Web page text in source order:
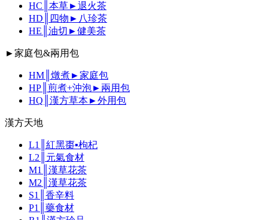
HC║本草►退火茶
HD║四物►八珍茶
HE║油切►健美茶
►家庭包&兩用包
HM║燉煮►家庭包
HP║煎煮+沖泡►兩用包
HQ║漢方草本►外用包
漢方天地
L1║紅黑棗▪枸杞
L2║元氣食材
M1║漢草花茶
M2║漢草花茶
S1║香辛料
P1║藥食材